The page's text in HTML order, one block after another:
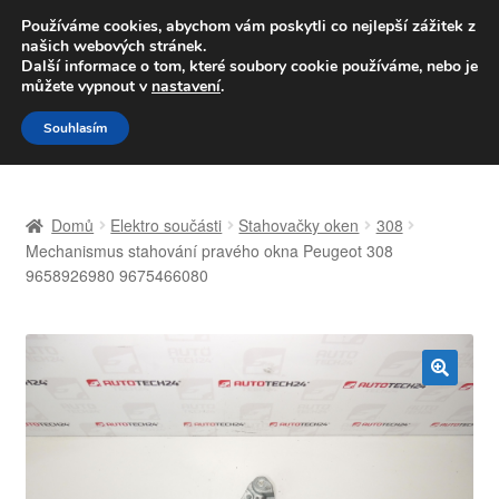
DOPRAVA od 139,-Kč
Volejte po-pá 9-16 704 494 494
Přeskočit
na
navigaci
Přejít
k
obsahu
Celosvětová doprava
Košík
Domů Elektro součásti Stahovačky oken
308
Mechanismus stahování pravého okna Peugeot 308
9658926980 9675466080
Používáme cookies, abychom vám poskytli co nejlepší zážitek z
našich webových stránek.
Další informace o tom, které soubory cookie používáme, nebo je
můžete vypnout v nastavení.
Souhlasím